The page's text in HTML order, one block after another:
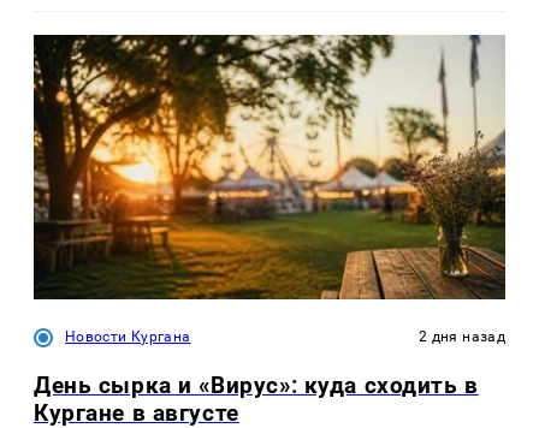
Новости Кургана 2 дня назад
День сырка и «Вирус»: куда сходить в
Кургане в августе